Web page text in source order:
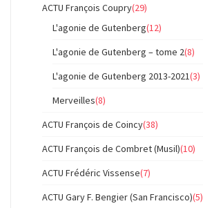
ACTU François Coupry(29)
L'agonie de Gutenberg(12)
L'agonie de Gutenberg – tome 2(8)
L'agonie de Gutenberg 2013-2021(3)
Merveilles(8)
ACTU François de Coincy(38)
ACTU François de Combret (Musil)(10)
ACTU Frédéric Vissense(7)
ACTU Gary F. Bengier (San Francisco)(5)